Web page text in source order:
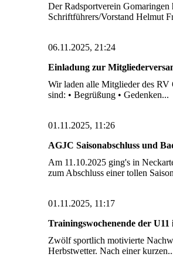
Der Radsportverein Gomaringen
Schriftführers/Vorstand Helmut
06.11.2025, 21:24
Einladung zur
Wir laden alle Mitglieder des RV
sind: • Begrüßung • Gedenken...
01.11.2025, 11:26
AGJC Saisonabschluss und
Am 11.10.2025 ging's in
zum Abschluss einer tollen
01.11.2025, 11:17
Trainingswochenende der
Zwölf sportlich motivierte
Herbstwetter. Nach einer